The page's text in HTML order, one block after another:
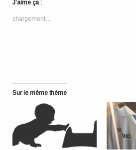
une
fenêtre)
J’aime ça :
chargement…
Sur le même thème